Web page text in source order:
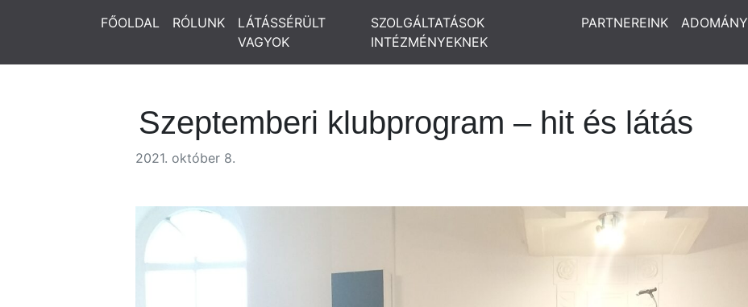
FŐOLDAL RÓLUNK
LÁTÁSSÉRÜLT
VAGYOK
SZOLGÁLTATÁSOK
INTÉZMÉNYEKNEK
PARTNEREINK ADOMÁNY
Szeptemberi klubprogram – hit és látás
2021. október 8.